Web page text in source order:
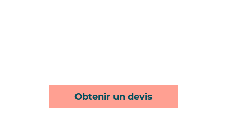
Obtenir un devis